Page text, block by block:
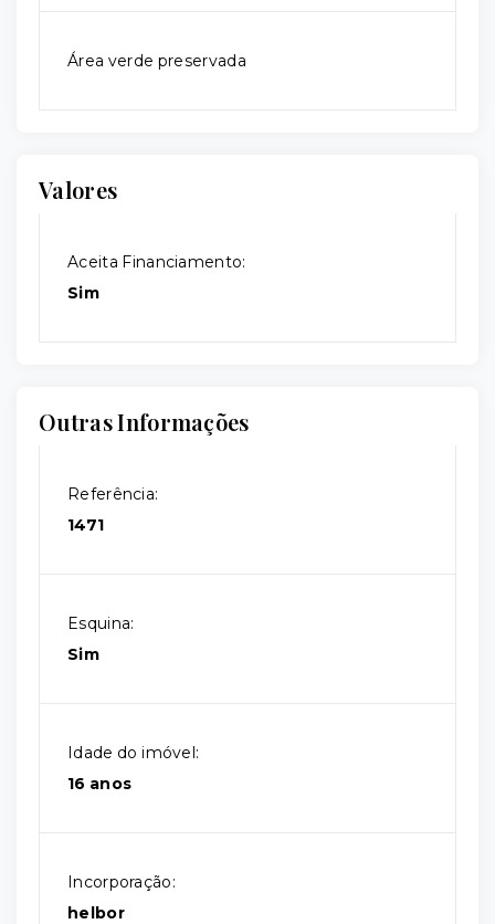
Área verde preservada
Valores
Aceita Financiamento:
Sim
Outras Informações
Referência:
1471
Esquina:
Sim
Idade do imóvel:
16 anos
Incorporação:
helbor